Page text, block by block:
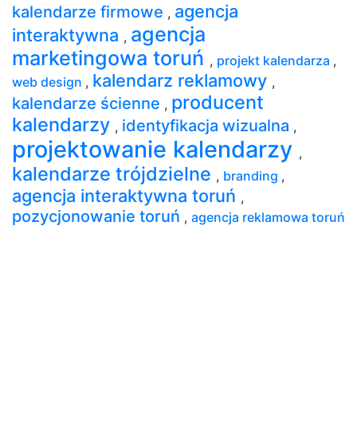
kalendarze firmowe , agencja
interaktywna , agencja
marketingowa toruń , projekt kalendarza ,
web design , kalendarz reklamowy ,
kalendarze ścienne , producent
kalendarzy , identyfikacja wizualna ,
projektowanie kalendarzy ,
kalendarze trójdzielne , branding ,
agencja interaktywna toruń ,
pozycjonowanie toruń , agencja reklamowa toruń